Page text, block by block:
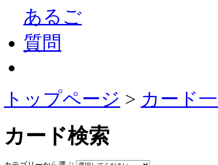
トップページ > カード
カード検索